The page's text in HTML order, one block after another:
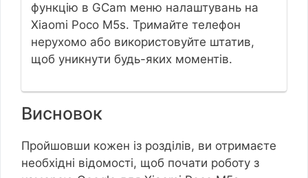
функцію в GCam меню налаштувань на
Xiaomi Poco M5s. Тримайте телефон
нерухомо або використовуйте штатив,
щоб уникнути будь-яких моментів.
Висновок
Пройшовши кожен із розділів, ви отримаєте
необхідні відомості, щоб почати роботу з